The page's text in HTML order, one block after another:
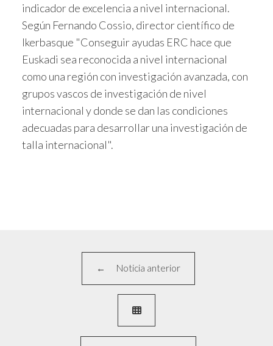
indicador de excelencia a nivel internacional.
Según Fernando Cossio, director científico de
Ikerbasque "Conseguir ayudas ERC hace que
Euskadi sea reconocida a nivel internacional
como una región con investigación avanzada, con
grupos vascos de investigación de nivel
internacional y donde se dan las condiciones
adecuadas para desarrollar una investigación de
talla internacional".
Noticia anterior
